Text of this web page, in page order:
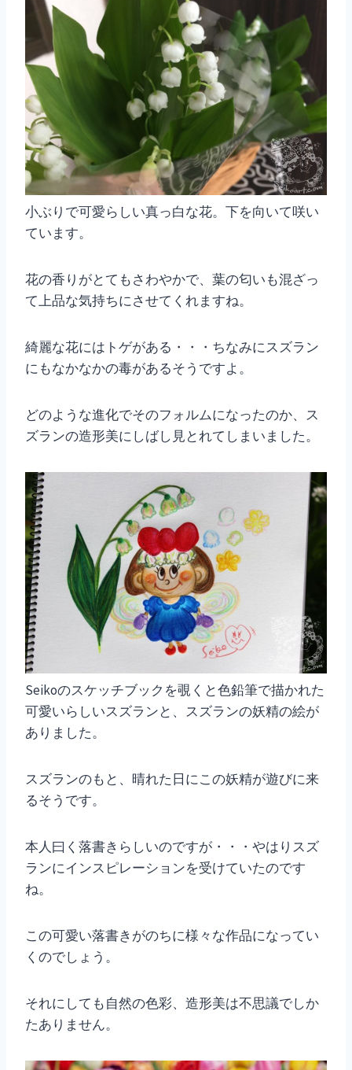
小ぶりで可愛らしい真っ白な花。下を向いて咲い
ています。
花の香りがとてもさわやかで、葉の匂いも混ざっ
て上品な気持ちにさせてくれますね。
綺麗な花にはトゲがある・・・ちなみにスズラン
にもなかなかの毒があるそうですよ。
どのような進化でそのフォルムになったのか、ス
ズランの造形美にしばし見とれてしまいました。
Seikoのスケッチブックを覗くと色鉛筆で描かれた
可愛いらしいスズランと、スズランの妖精の絵が
ありました。
スズランのもと、晴れた日にこの妖精が遊びに来
るそうです。
本人曰く落書きらしいのですが・・・やはりスズ
ランにインスピレーションを受けていたのです
ね。
この可愛い落書きがのちに様々な作品になってい
くのでしょう。
それにしても自然の色彩、造形美は不思議でしか
たありません。